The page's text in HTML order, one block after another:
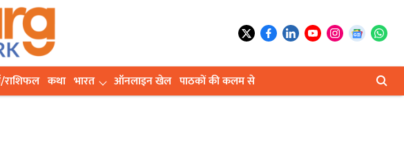
राशिफल कथा भारत ऑनलाइन खेल पाठकों की कलम से